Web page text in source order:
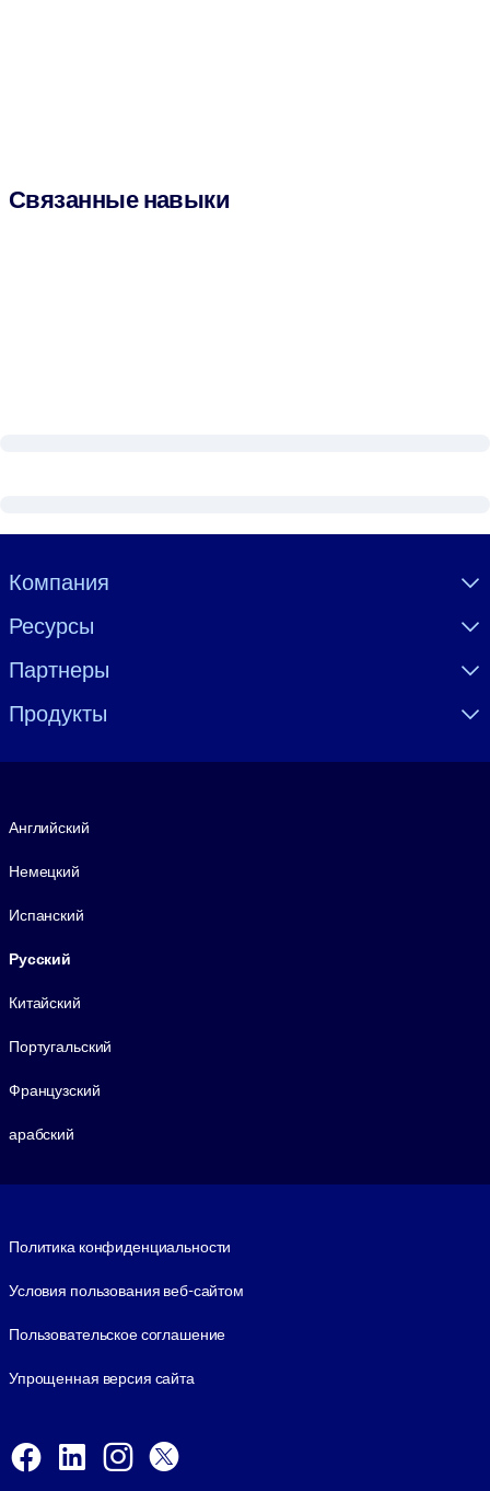
Связанные навыки
Visually hidden Text
Компания
Ресурсы
Партнеры
Продукты
Английский
Немецкий
Испанский
Русский
Китайский
Португальский
Французский
арабский
Политика конфиденциальности
Условия пользования веб-сайтом
Пользовательское соглашение
Упрощенная версия сайта
Facebook
LinkedInInstagram